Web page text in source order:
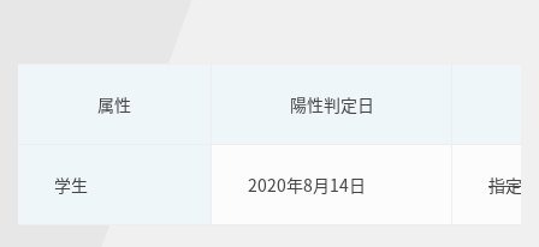
属性 陽性判定日
学生 2020年8月14日 指定